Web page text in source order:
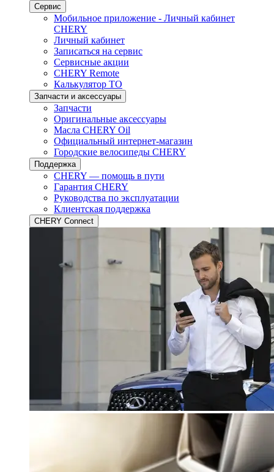
Сервис
Мобильное приложение - Личный кабинет
CHERY
Личный кабинет
Записаться на сервис
Сервисные акции
CHERY Remote
Калькулятор ТО
Запчасти и аксессуары
Запчасти
Оригинальные аксессуары
Масла CHERY Oil
Официальный интернет-магазин
Городские велосипеды CHERY
Поддержка
CHERY — помощь в пути
Гарантия CHERY
Руководства по эксплуатации
Клиентская поддержка
CHERY Connect